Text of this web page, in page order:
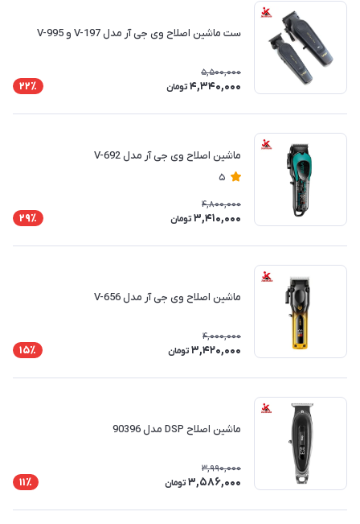
ست ماشین اصلاح وی جی آر مدل V-197 و V-995
5,500,000
4,340,000 تومان 22٪
ماشین اصلاح وی جی آر مدل V-692
5
4,800,000
3,410,000 تومان 29٪
ماشین اصلاح وی جی آر مدل V-656
4,000,000
3,420,000 تومان 15٪
ماشین اصلاح DSP مدل 90396
3,990,000
3,586,000 تومان 11٪